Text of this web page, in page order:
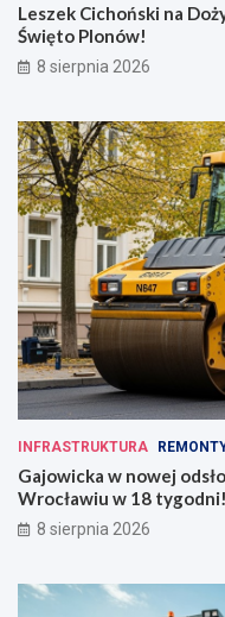
Leszek Cichoński na
Święto Plonów!
8 sierpnia 2026
INFRASTRUKTURA
Gajowicka w nowej
Wrocławiu w 18 tygodni!
8 sierpnia 2026